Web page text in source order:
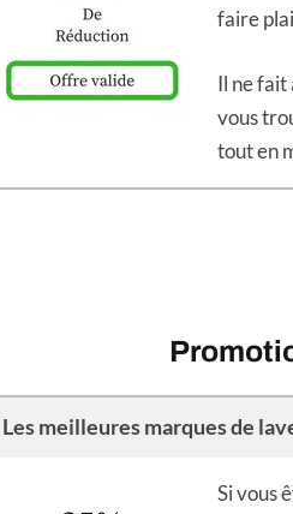
faire
Il ne fait
vous
tout en
Les meilleures marques de
Si vous